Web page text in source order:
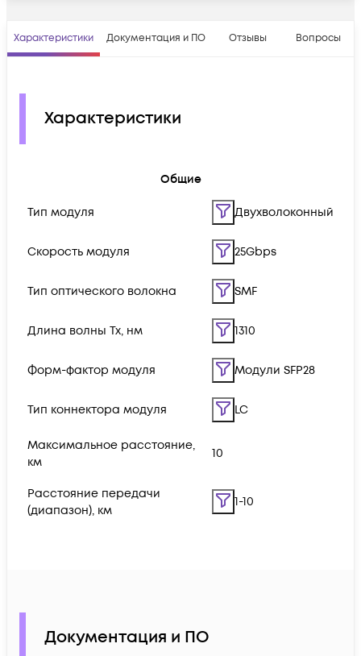
Характеристики Документация и ПО Отзывы Вопросы
Характеристики
Общие
Тип модуля Двухволоконный
Скорость модуля 25Gbps
Тип оптического волокна SMF
Длина волны Tx, нм 1310
Форм-фактор модуля Модули SFP28
Тип коннектора модуля LC
Максимальное расстояние,
км
10
Расстояние передачи
(диапазон), км
1-10
Документация и ПО